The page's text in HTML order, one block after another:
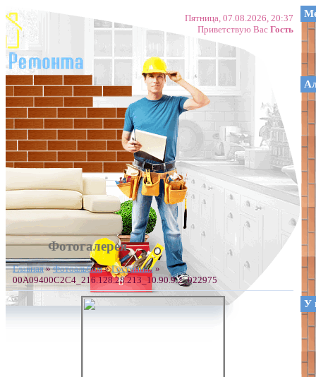
Пятница, 07.08.2026, 20:37
Приветствую Вас Гость
Фотогалерея
Главная»Фотоальбом»Гостинная»
00A09400C2C4_216.128.28.213_10.90.9.2_022975
У